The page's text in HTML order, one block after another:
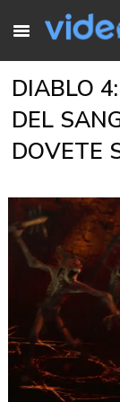
DIABLO
DEL
DOVETE